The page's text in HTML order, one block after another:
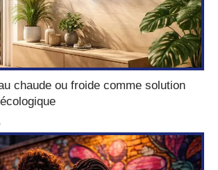
chaude ou froide comme solution